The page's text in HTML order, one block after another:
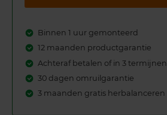
Binnen 1 uur gemonteerd
12 maanden productgarantie
Achteraf betalen of in 3 termijnen
30 dagen omruilgarantie
3 maanden gratis herbalanceren